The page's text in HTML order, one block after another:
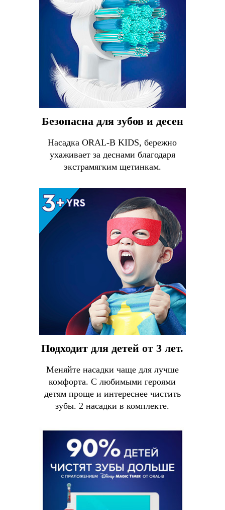
Безопасна для зубов и десен
Насадка ORAL-B KIDS, бережно
ухаживает за деснами благодаря
экстрамягким щетинкам.
Подходит для детей от 3 лет.
Меняйте насадки чаще для лучше
комфорта. С любимыми героями
детям проще и интереснее чистить
зубы. 2 насадки в комплекте.